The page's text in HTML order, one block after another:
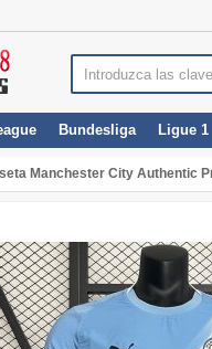
Bundesliga Ligue 1
Manchester City Authentic